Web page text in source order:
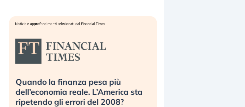
Quando la finanza pesa più
dell’economia reale. L’America sta
ripetendo gli errori del 2008?